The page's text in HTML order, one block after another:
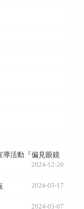
導活動『偏見眼鏡
2024-12-20
2024-05-17
2024-05-07